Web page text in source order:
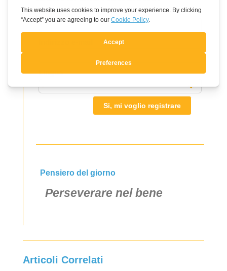
Leave
this
field
Nome
Lingua
Si, mi voglio registrare
Pensiero del giorno
Perseverare nel bene
Articoli Correlati